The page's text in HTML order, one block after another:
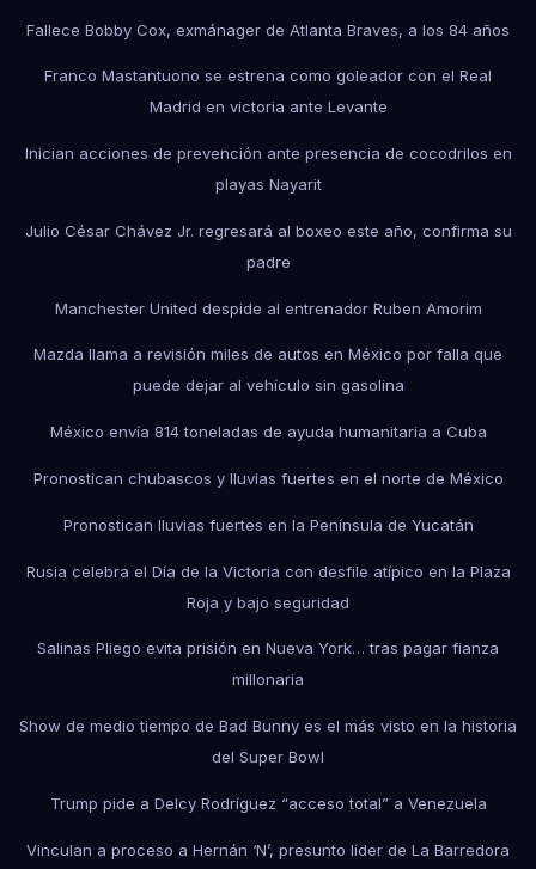
Fallece Bobby Cox, exmánager de Atlanta Braves, a los 84 años
Franco Mastantuono se estrena como goleador con el Real
Madrid en victoria ante Levante
Inician acciones de prevención ante presencia de cocodrilos en
playas Nayarit
Julio César Chávez Jr. regresará al boxeo este año, confirma su
padre
Manchester United despide al entrenador Ruben Amorim
Mazda llama a revisión miles de autos en México por falla que
puede dejar al vehículo sin gasolina
México envía 814 toneladas de ayuda humanitaria a Cuba
Pronostican chubascos y lluvias fuertes en el norte de México
Pronostican lluvias fuertes en la Península de Yucatán
Rusia celebra el Día de la Victoria con desfile atípico en la Plaza
Roja y bajo seguridad
Salinas Pliego evita prisión en Nueva York… tras pagar fianza
millonaria
Show de medio tiempo de Bad Bunny es el más visto en la historia
del Super Bowl
Trump pide a Delcy Rodríguez “acceso total” a Venezuela
Vinculan a proceso a Hernán ‘N’, presunto líder de La Barredora